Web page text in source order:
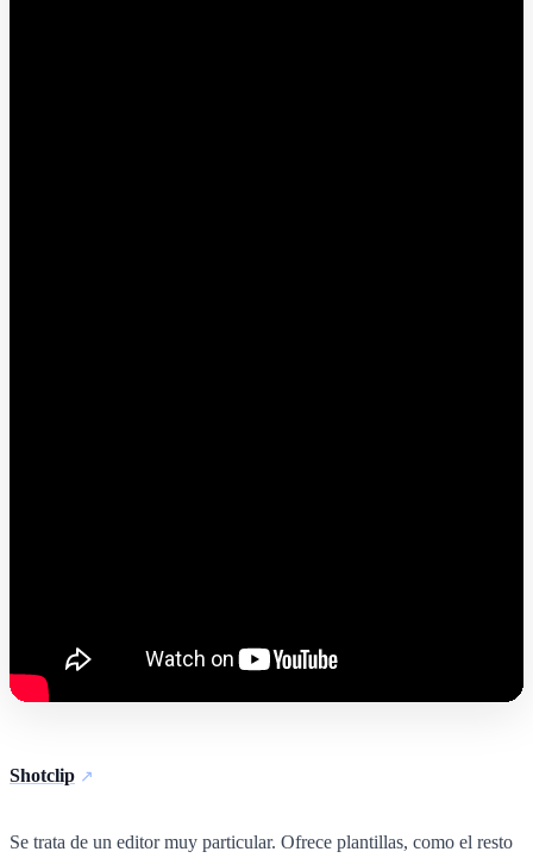
Shotclip
Se trata de un editor muy particular. Ofrece plantillas, como el resto